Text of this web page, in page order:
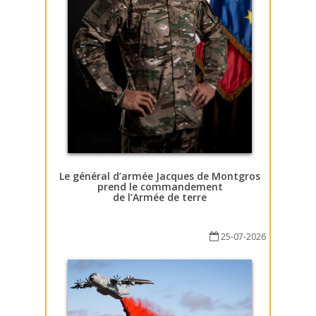
Le général d’armée Jacques de Montgros
prend le commandement
de l’Armée de terre
25-07-2026